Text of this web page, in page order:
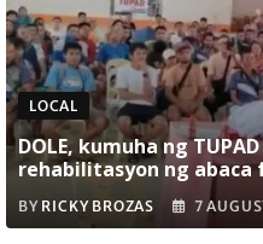
LOCAL
DOLE, kumuha ng
rehabilitasyon ng abaca
BY RICKY BROZAS 7